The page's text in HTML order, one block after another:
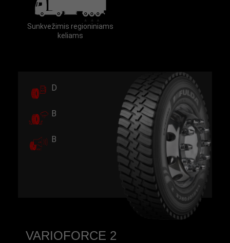
Sunkvežimis regioniniams
keliams
D
B
B
VARIOFORCE 2